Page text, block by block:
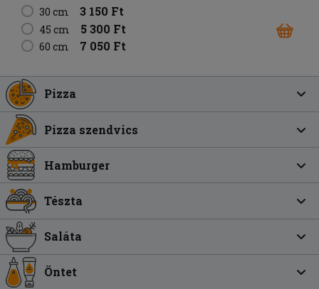
30 cm 3 150 Ft
45 cm 5 300 Ft
60 cm 7 050 Ft
Pizza
Pizza szendvics
Hamburger
Tészta
Saláta
Öntet